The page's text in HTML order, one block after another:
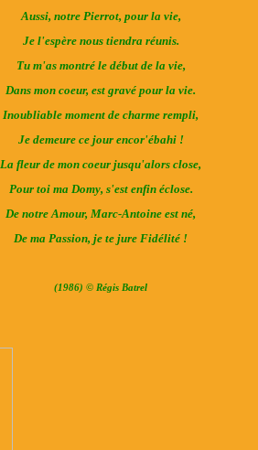
Aussi, notre Pierrot, pour la vie,
Je l'espère nous tiendra réunis.
Tu m'as montré le début de la vie,
Dans mon coeur, est gravé pour la vie.
Inoubliable moment de charme rempli,
Je demeure ce jour encor'ébahi !
La fleur de mon coeur jusqu'alors close,
Pour toi ma Domy, s'est enfin éclose.
De notre Amour, Marc-Antoine est né,
De ma Passion, je te jure Fidélité !
(1986) © Régis Batrel